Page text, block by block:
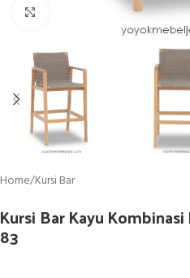
Home/Kursi Bar
Kursi Bar Kayu
83